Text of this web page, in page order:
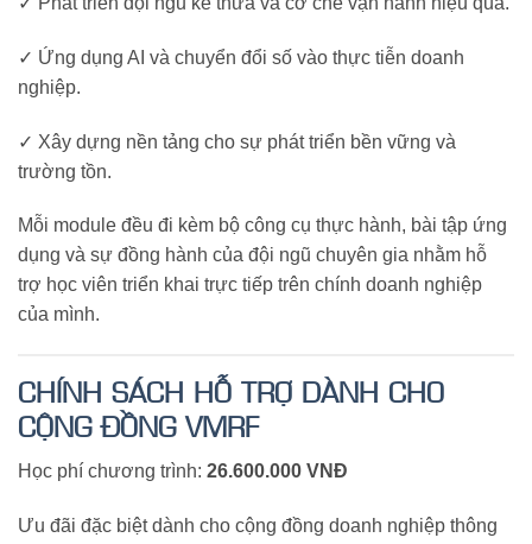
✓ Ứng dụng AI và chuyển đổi số vào thực tiễn doanh
nghiệp.
✓ Xây dựng nền tảng cho sự phát triển bền vững và
trường tồn.
Mỗi module đều đi kèm bộ công cụ thực hành, bài tập ứng
dụng và sự đồng hành của đội ngũ chuyên gia nhằm hỗ
trợ học viên triển khai trực tiếp trên chính doanh nghiệp
của mình.
CHÍNH SÁCH HỖ TRỢ DÀNH CHO
CỘNG ĐỒNG VMRF
Học phí chương trình: 26.600.000 VNĐ
Ưu đãi đặc biệt dành cho cộng đồng doanh nghiệp thông